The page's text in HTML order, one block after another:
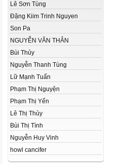
Lê Sơn Tùng
Đặng Kiim Trinh Nguyen
Son Pa
NGUYỄN VĂN THÂN
Bùi Thủy
Nguyễn Thanh Tùng
Lữ Mạnh Tuấn
Phạm Thị Nguyện
Phạm Thị Yến
Lê Thị Thủy
Bùi Thị Tình
Nguyễn Huy Vinh
howl cancifer